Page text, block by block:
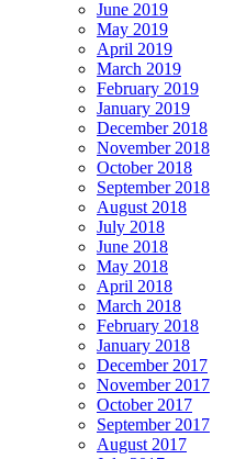
June 2019
May 2019
April 2019
March 2019
February 2019
January 2019
December 2018
November 2018
October 2018
September 2018
August 2018
July 2018
June 2018
May 2018
April 2018
March 2018
February 2018
January 2018
December 2017
November 2017
October 2017
September 2017
August 2017